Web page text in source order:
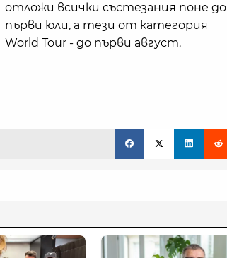
отложи всички състезания поне до
първи юли, а тези от категория
World Tour - до първи август.